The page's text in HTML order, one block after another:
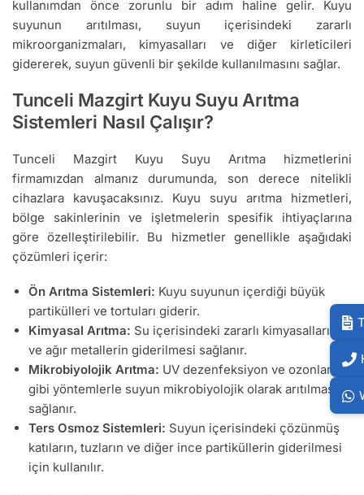
kullanımdan önce zorunlu bir adım haline gelir. Kuyu
suyunun arıtılması, suyun içerisindeki zararlı
mikroorganizmaları, kimyasalları ve diğer kirleticileri
gidererek, suyun güvenli bir şekilde kullanılmasını sağlar.
Tunceli Mazgirt Kuyu Suyu Arıtma
Sistemleri Nasıl Çalışır?
Tunceli Mazgirt Kuyu Suyu Arıtma hizmetlerini
firmamızdan almanız durumunda, son derece nitelikli
cihazlara kavuşacaksınız. Kuyu suyu arıtma hizmetleri,
bölge sakinlerinin ve işletmelerin spesifik ihtiyaçlarına
göre özelleştirilebilir. Bu hizmetler genellikle aşağıdaki
çözümleri içerir:
Ön Arıtma Sistemleri: Kuyu suyunun içerdiği büyük
partikülleri ve tortuları giderir.
Kimyasal Arıtma: Su içerisindeki zararlı kimyasalların
ve ağır metallerin giderilmesi sağlanır.
Mikrobiyolojik Arıtma: UV dezenfeksiyon ve ozonlama
gibi yöntemlerle suyun mikrobiyolojik olarak arıtılması
sağlanır.
Ters Osmoz Sistemleri: Suyun içerisindeki çözünmüş
katıların, tuzların ve diğer ince partiküllerin giderilmesi
için kullanılır.